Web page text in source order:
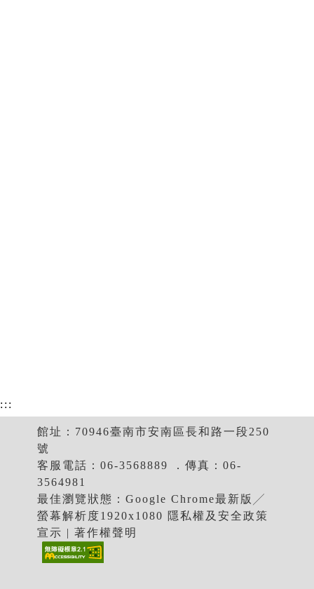
:::
館址：70946臺南市安南區長和路一段250
號
客服電話：06-3568889 ．傳真：06-
3564981
最佳瀏覽狀態：Google Chrome最新版╱
螢幕解析度1920x1080 隱私權及安全政策
宣示 | 著作權聲明